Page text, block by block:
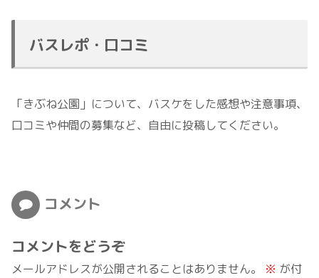
バスレポ・口コミ
「きぶね公園」について、バスケをした感想や注意事項、
口コミや仲間の募集など、自由に投稿してください。
コメント
コメントをどうぞ
メールアドレスが公開されることはありません。 ※ が付